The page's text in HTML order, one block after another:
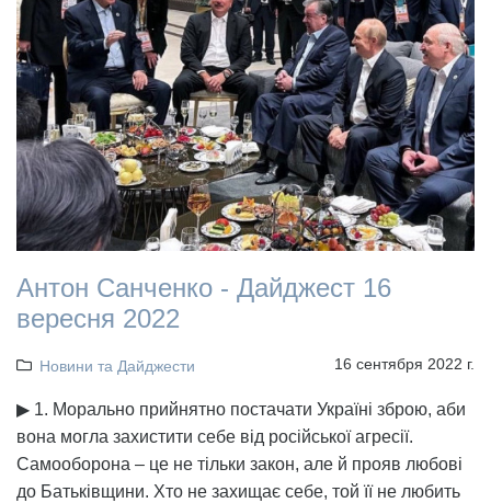
Антон Санченко - Дайджест 16
вересня 2022
Новини та Дайджести 16 сентября 2022 г.
▶ 1. Морально прийнятно постачати Україні зброю, аби
вона могла захистити себе від російської агресії.
Самооборона – це не тільки закон, але й прояв любові
до Батьківщини. Хто не захищає себе, той її не любить